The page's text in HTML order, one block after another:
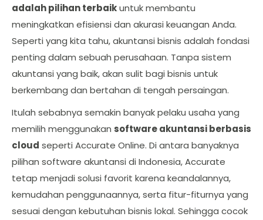
adalah pilihan terbaikuntuk membantu
meningkatkan efisiensi dan akurasi keuangan Anda.
Seperti yang kita tahu, akuntansi bisnis adalah fondasi
penting dalam sebuah perusahaan. Tanpa sistem
akuntansi yang baik, akan sulit bagi bisnis untuk
berkembang dan bertahan di tengah persaingan.
Itulah sebabnya semakin banyak pelaku usaha yang
memilih menggunakan software akuntansi berbasis
cloud seperti Accurate Online. Di antara banyaknya
pilihan software akuntansi di Indonesia, Accurate
tetap menjadi solusi favorit karena keandalannya,
kemudahan penggunaannya, serta fitur-fiturnya yang
sesuai dengan kebutuhan bisnis lokal. Sehingga cocok